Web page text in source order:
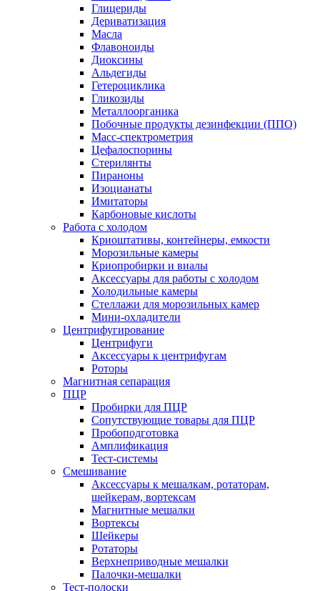
Глицериды
Дериватизация
Масла
Флавоноиды
Диоксины
Альдегиды
Гетероциклика
Гликозиды
Металлоорганика
Побочные продукты дезинфекции (ППО)
Масс-спектрометрия
Цефалоспорины
Стерилянты
Пираноны
Изоцианаты
Имитаторы
Карбоновые кислоты
Работа с холодом
Криоштативы, контейнеры, емкости
Морозильные камеры
Криопробирки и виалы
Аксессуары для работы с холодом
Холодильные камеры
Стеллажи для морозильных камер
Мини-охладители
Центрифугирование
Центрифуги
Аксессуары к центрифугам
Роторы
Магнитная сепарация
ПЦР
Пробирки для ПЦР
Сопутствующие товары для ПЦР
Пробоподготовка
Амплификация
Тест-системы
Смешивание
Аксессуары к мешалкам, ротаторам,
шейкерам, вортексам
Магнитные мешалки
Вортексы
Шейкеры
Ротаторы
Верхнеприводные мешалки
Палочки-мешалки
Тест-полоски